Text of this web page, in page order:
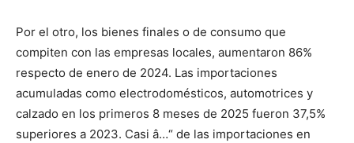
Por el otro, los bienes finales o de consumo que
compiten con las empresas locales, aumentaron 86%
respecto de enero de 2024. Las importaciones
acumuladas como electrodomésticos, automotrices y
calzado en los primeros 8 meses de 2025 fueron 37,5%
superiores a 2023. Casi â…“ de las importaciones en